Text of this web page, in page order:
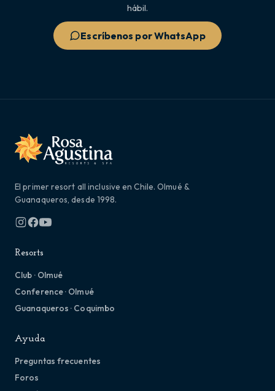
hábil.
Escríbenos por WhatsApp
El primer resort all inclusive en Chile. Olmué &
Guanaqueros, desde 1998.
Resorts
Club · Olmué
Conference · Olmué
Guanaqueros · Coquimbo
Ayuda
Preguntas frecuentes
Foros